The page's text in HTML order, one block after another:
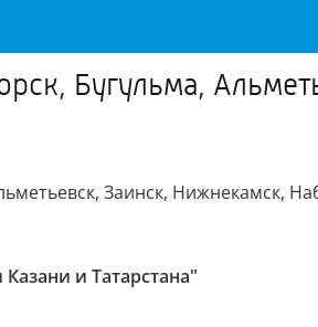
Бугульма,
Заинск, Нижнекамск,
и Татарстана"